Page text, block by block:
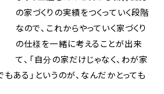
の家づくりの実績をつくっていく段階
なので、これからやっていく家づくり
の仕様を一緒に考えることが出来
て、「自分の家だけじゃなく、わが家
ある」というのが、なんだかとっても